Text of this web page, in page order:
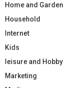
Home and Garden
Household
Internet
Kids
leisure and Hobby
Marketing